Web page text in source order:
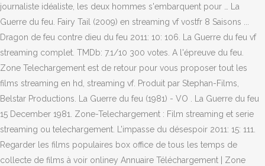
journaliste idéaliste, les deux hommes s'embarquent pour … La
Guerre du feu. Fairy Tail (2009) en streaming vf vostfr 8 Saisons ...
Dragon de feu contre dieu du feu 2011: 10: 106. La Guerre du feu vf
streaming complet. TMDb: 7.1/10 300 votes. A l'épreuve du feu.
Zone Telechargement est de retour pour vous proposer tout les
films streaming en hd, streaming vf. Produit par Stephan-Films,
Belstar Productions. La Guerre du feu (1981) - VO . La Guerre du feu
15 December 1981. Zone-Telechargement : Film streaming et serie
streaming ou telechargement. L’impasse du désespoir 2011: 15: 111.
Regarder les films populaires box office de tous les temps de
collecte de films à voir onliney Annuaire Téléchargement | Zone